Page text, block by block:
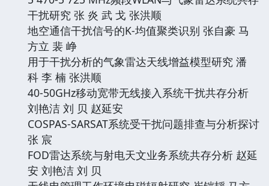
干扰研究 张 炎 武 戈 张洪顺
地空通信干扰信号的K-均值聚类识别 张自豪 马
方立 裴 峥
用于干扰分析的气象雷达天线增益模型研究 潘
科 李 楠 张洪顺
40-50GHz移动宽带无线接入系统干扰共存分析
刘艳洁 刘 贝 赵延安
COSPAS-SARSAT系统受干扰问题排查与分析探讨
张 宸
FOD雷达系统与射电天文业务系统共存分析 赵延
安 刘艳洁 刘 贝